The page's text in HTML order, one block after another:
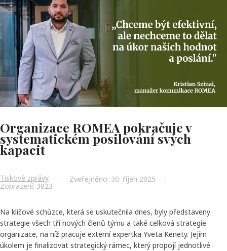
Organizace ROMEA pokračuje v
systematickém posilování svých
kapacit
Tiskové zprávy Zveřejněno: 30. říjen 2025
Zobrazení: 3823
Na klíčové schůzce, která se uskutečnila dnes, byly představeny
strategie všech tří nových členů týmu a také celková strategie
organizace, na níž pracuje externí expertka Yveta Kenety. Jejím
úkolem je finalizovat strategický rámec, který propojí jednotlivé